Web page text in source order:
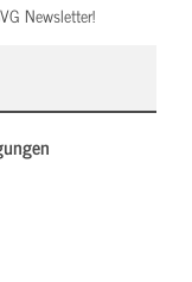
Newsletter!